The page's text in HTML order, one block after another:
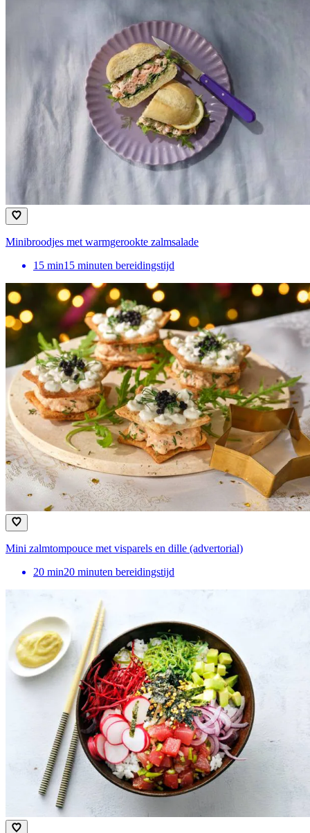
Minibroodjes met warmgerookte zalmsalade
15 min15 minuten bereidingstijd
Mini zalmtompouce met visparels en dille (advertorial)
20 min20 minuten bereidingstijd